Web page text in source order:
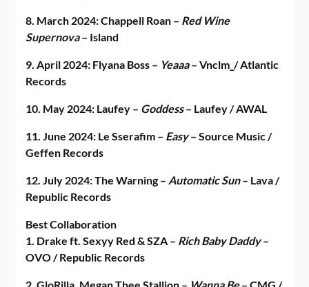
8. March 2024: Chappell Roan – Red Wine
Supernova– Island
9. April 2024: Flyana Boss – Yeaaa– Vnclm_/ Atlantic
Records
10. May 2024: Laufey – Goddess– Laufey / AWAL
11. June 2024: Le Sserafim – Easy– Source Music /
Geffen Records
12. July 2024: The Warning – AutomaticSun– Lava /
Republic Records
Best Collaboration
1. Drake ft. Sexyy Red & SZA – Rich Baby Daddy–
OVO / Republic Records